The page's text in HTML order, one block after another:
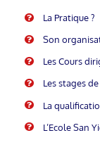
La Pratique ?
Son
Les Cours
Les stages
La
L’Ecole San